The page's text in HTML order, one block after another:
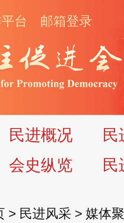
台 邮箱登录
民进概况
民
会史纵览 民
> 民进风采 > 媒体